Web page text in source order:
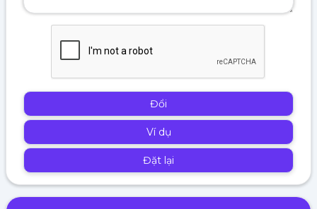
Đổi
Ví dụ
Đặt lại